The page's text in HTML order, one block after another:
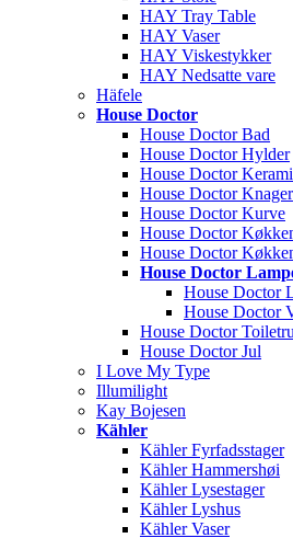
HAY Tray Table
HAY Vaser
HAY Viskestykker
HAY Nedsatte vare
Häfele
House Doctor
House Doctor Bad
House Doctor Hylder
House Doctor
House Doctor Knager
House Doctor Kurve
House Doctor
House Doctor
House Doctor
House Doctor
House Doctor
House Doctor
House Doctor Jul
I Love My Type
Illumilight
Kay Bojesen
Kähler
Kähler Fyrfadsstager
Kähler Hammershøi
Kähler Lysestager
Kähler Lyshus
Kähler Vaser